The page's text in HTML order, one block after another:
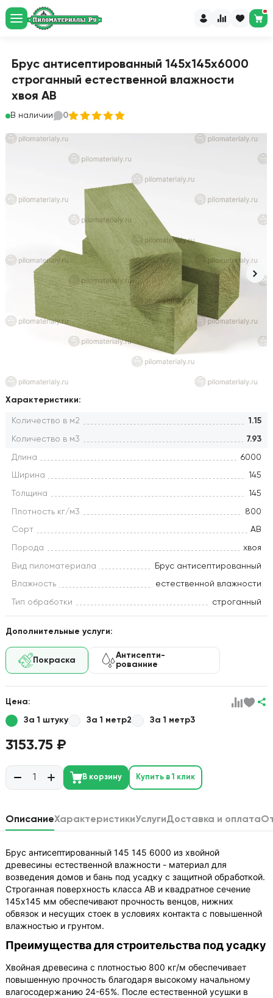
Брус антисептированный 145х145х6000
строганный естественной влажности
хвоя АВ
В наличии 0
Характеристики:
Количество в м2 1.15
Количество в м3 7.93
Длина 6000
Ширина 145
Толщина 145
Плотность кг/м3 800
Сорт АВ
Порода хвоя
Вид пиломатериала Брус антисептированный
Влажность естественной влажности
Тип обработки строганный
Дополнительные услуги:
Покраска
Антисепти-
рованние
Цена:
За 1 штуку За 1 метр2 За 1 метр3
3153.75 ₽
В корзину Купить в 1 клик
ОписаниеХарактеристикиУслугиДоставка и оплата
Брус антисептированный 145 145 6000 из хвойной
древесины естественной влажности - материал для
возведения домов и бань под усадку с защитной обработкой.
Строганная поверхность класса АВ и квадратное сечение
145х145 мм обеспечивают прочность венцов, нижних
обвязок и несущих стоек в условиях контакта с повышенной
влажностью и грунтом.
Преимущества для строительства под усадку
Хвойная древесина с плотностью 800 кг/м обеспечивает
повышенную прочность благодаря высокому начальному
влагосодержанию 24-65%. После естественной усушки в